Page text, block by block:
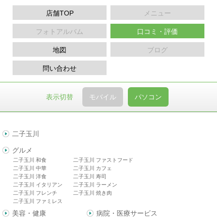
店舗TOP メニュー
フォトアルバム 口コミ・評価
地図 ブログ
問い合わせ
表示切替 モバイル パソコン
二子玉川
グルメ
二子玉川 和食
二子玉川 中華
二子玉川 洋食
二子玉川 イタリアン
二子玉川 フレンチ
二子玉川 ファミレス
二子玉川 ファストフード
二子玉川 カフェ
二子玉川 寿司
二子玉川 ラーメン
二子玉川 焼き肉
美容・健康 病院・医療サービス